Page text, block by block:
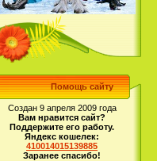
Помощь сайту
Создан 9 апреля 2009 года
Вам нравится сайт?
Поддержите его работу.
Яндекс кошелек:
410014015139885
Заранее спасибо!